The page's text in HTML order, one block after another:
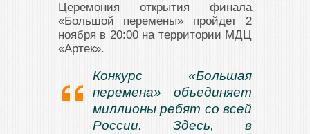
Церемония открытия финала
«Большой перемены» пройдет 2
ноября в 20:00 на территории МДЦ
«Артек».
Конкурс «Большая
перемена» объединяет
миллионы ребят со всей
России. Здесь, в